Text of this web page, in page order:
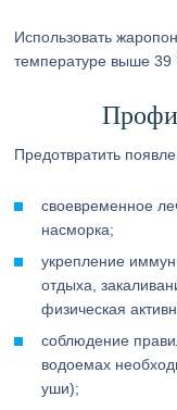
Использовать
температуре выше 39
Предотвратить
своевременное
насморка;
укрепление
отдыха,
физическая
соблюдение
водоемах
уши);